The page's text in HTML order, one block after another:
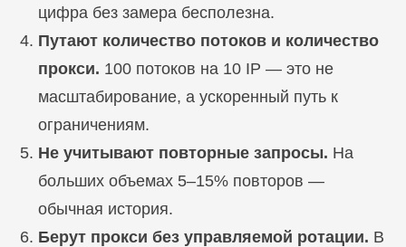
цифра без замера бесполезна.
Путают количество потоков и количество
прокси. 100 потоков на 10 IP — это не
масштабирование, а ускоренный путь к
ограничениям.
Не учитывают повторные запросы. На
больших объемах 5–15% повторов —
обычная история.
Берут прокси без управляемой ротации. В
Похожие статьи
ПЕРЕЙТИ В БЛОГ